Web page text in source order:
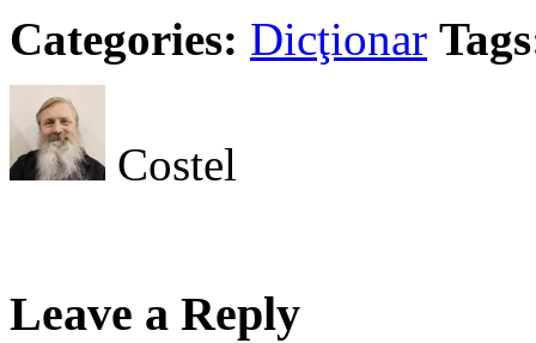
Categories: Dicţionar
Costel
Leave a Reply